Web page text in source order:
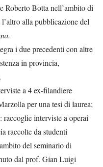
Roberto Botta nell’ambito di
alla pubblicazione del
i due precedenti con altre
in provincia,
a 4 ex-filandiere
per una tesi di laurea;
: raccoglie interviste a operai
raccolte da studenti
del seminario di
dal prof. Gian Luigi